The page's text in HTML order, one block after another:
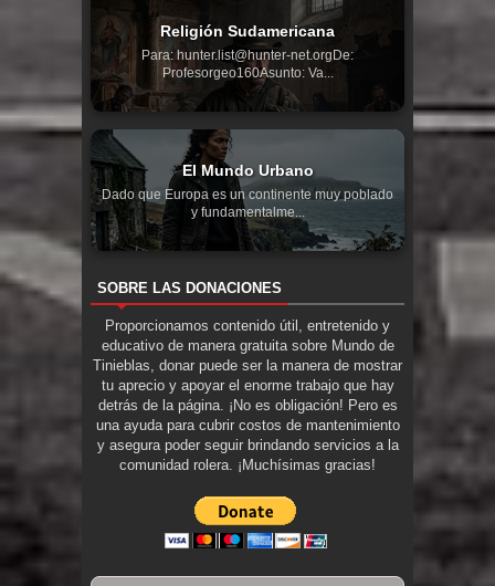
Religión Sudamericana
Para: hunter.list@hunter-net.orgDe:
Profesorgeo160Asunto: Va...
El Mundo Urbano
Dado que Europa es un continente muy poblado
y fundamentalme...
SOBRE LAS DONACIONES
Proporcionamos contenido útil, entretenido y
educativo de manera gratuita sobre Mundo de
Tinieblas, donar puede ser la manera de mostrar
tu aprecio y apoyar el enorme trabajo que hay
detrás de la página. ¡No es obligación! Pero es
una ayuda para cubrir costos de mantenimiento
y asegura poder seguir brindando servicios a la
comunidad rolera. ¡Muchísimas gracias!